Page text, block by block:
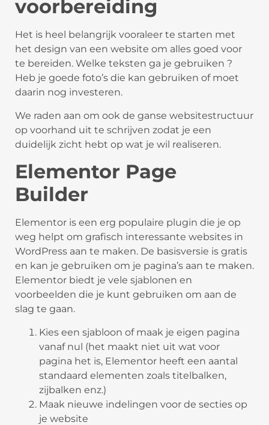
voorbereiding
Het is heel belangrijk vooraleer te starten met
het design van een website om alles goed voor
te bereiden. Welke teksten ga je gebruiken ?
Heb je goede foto’s die kan gebruiken of moet
daarin nog investeren.
We raden aan om ook de ganse websitestructuur
op voorhand uit te schrijven zodat je een
duidelijk zicht hebt op wat je wil realiseren.
Elementor Page
Builder
Elementor is een erg populaire plugin die je op
weg helpt om grafisch interessante websites in
WordPress aan te maken. De basisversie is gratis
en kan je gebruiken om je pagina’s aan te maken.
Elementor biedt je vele sjablonen en
voorbeelden die je kunt gebruiken om aan de
slag te gaan.
Kies een sjabloon of maak je eigen pagina
vanaf nul (het maakt niet uit wat voor
pagina het is, Elementor heeft een aantal
standaard elementen zoals titelbalken,
zijbalken enz.)
Maak nieuwe indelingen voor de secties op
je website